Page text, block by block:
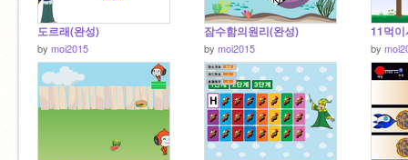
도르래(완성)
by moi2015
잠수함의원리(완성)
by moi2015
11먹이
by